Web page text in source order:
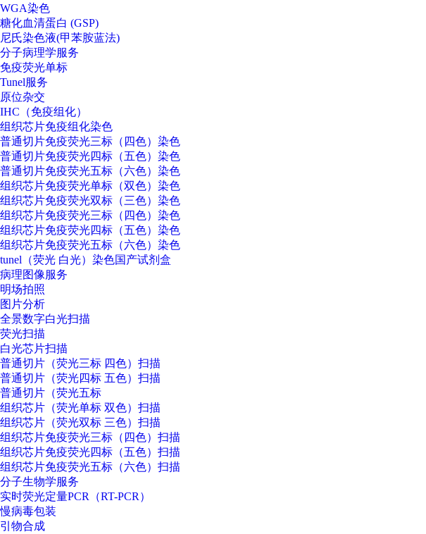
WGA染色
糖化血清蛋白 (GSP)
尼氏染色液(甲苯胺蓝法)
分子病理学服务
免疫荧光单标
Tunel服务
原位杂交
IHC（免疫组化）
组织芯片免疫组化染色
普通切片免疫荧光三标（四色）染色
普通切片免疫荧光四标（五色）染色
普通切片免疫荧光五标（六色）染色
组织芯片免疫荧光单标（双色）染色
组织芯片免疫荧光双标（三色）染色
组织芯片免疫荧光三标（四色）染色
组织芯片免疫荧光四标（五色）染色
组织芯片免疫荧光五标（六色）染色
tunel（荧光 白光）染色国产试剂盒
病理图像服务
明场拍照
图片分析
全景数字白光扫描
荧光扫描
白光芯片扫描
普通切片（荧光三标 四色）扫描
普通切片（荧光四标 五色）扫描
普通切片（荧光五标
组织芯片（荧光单标 双色）扫描
组织芯片（荧光双标 三色）扫描
组织芯片免疫荧光三标（四色）扫描
组织芯片免疫荧光四标（五色）扫描
组织芯片免疫荧光五标（六色）扫描
分子生物学服务
实时荧光定量PCR（RT-PCR）
慢病毒包装
引物合成